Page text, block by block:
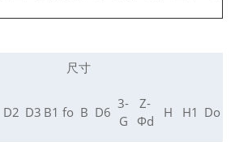
尺寸
D2 D3 B1 fo B D6
3-
G
Z-
Φd
H H1 Do